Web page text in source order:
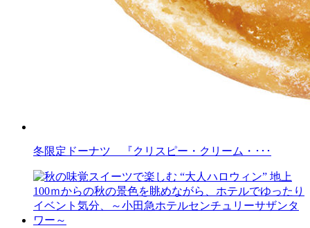
冬限定ドーナツ 『クリスピー・クリーム・･･･